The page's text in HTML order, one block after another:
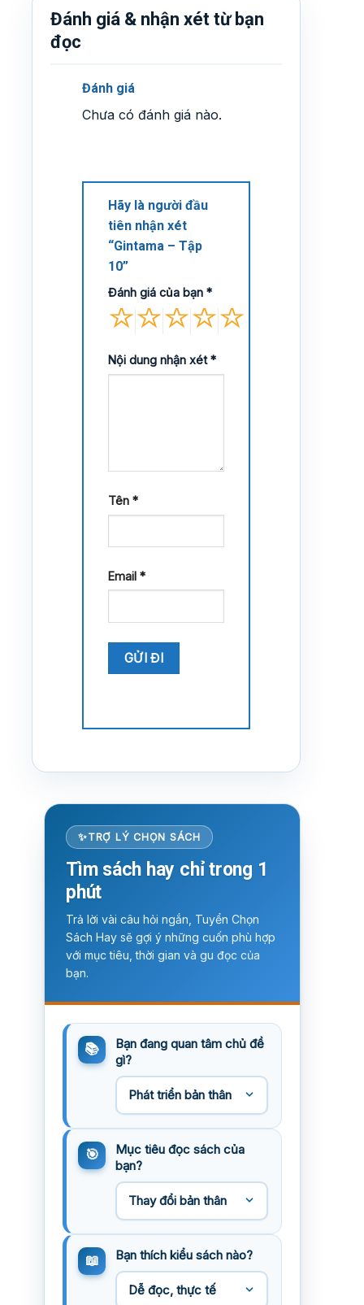
Đánh giá & nhận xét từ bạn
đọc
Đánh giá
Chưa có đánh giá nào.
Hãy là người đầu
tiên nhận xét
“Gintama – Tập
10”
Đánh giá của bạn *
Nội dung nhận xét*
Tên *
Email *
TRỢ LÝ CHỌN SÁCH
Tìm sách hay chỉ trong 1
phút
Trả lời vài câu hỏi ngắn, Tuyển Chọn
Sách Hay sẽ gợi ý những cuốn phù hợp
với mục tiêu, thời gian và gu đọc của
bạn.
Bạn đang quan tâm chủ đề
gì?
Mục tiêu đọc sách của
bạn?
Bạn thích kiểu sách nào?